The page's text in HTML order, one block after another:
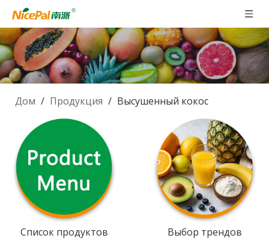
Дом / Продукция / Высушенный кокос
Список продуктов
Выбор трендов